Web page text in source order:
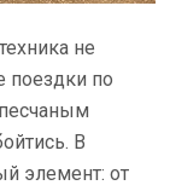
не
поездки по
В
элемент: от